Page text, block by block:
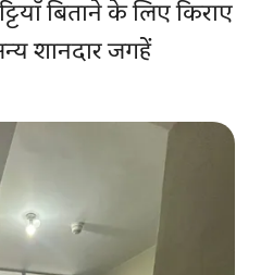
बिताने के लिए किराए
शानदार जगहें